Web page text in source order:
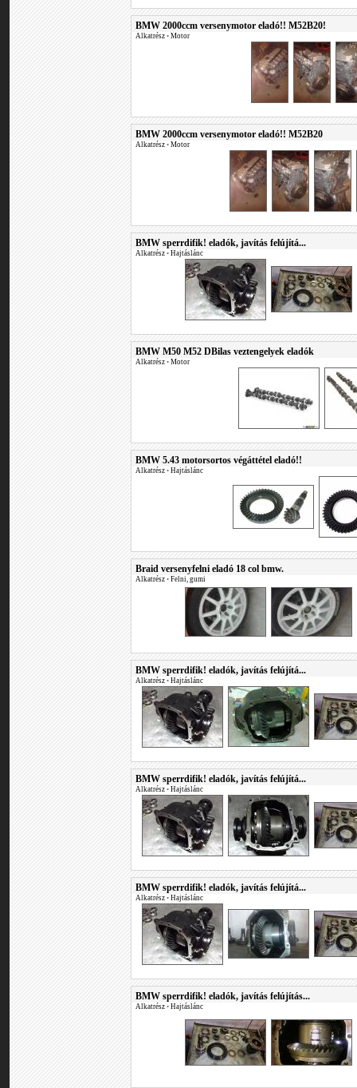
BMW 2000ccm versenymotor eladó!! M52B20!
Alkatrész • Motor
BMW 2000ccm versenymotor eladó!! M52B20
Alkatrész • Motor
BMW sperrdifik! eladók, javítás felújítá...
Alkatrész • Hajtáslánc
BMW M50 M52 DBilas veztengelyek eladók
Alkatrész • Motor
BMW 5.43 motorsortos végáttétel eladó!!
Alkatrész • Hajtáslánc
Braid versenyfelni eladó 18 col bmw.
Alkatrész • Felni, gumi
BMW sperrdifik! eladók, javítás felújítá...
Alkatrész • Hajtáslánc
BMW sperrdifik! eladók, javítás felújítá...
Alkatrész • Hajtáslánc
BMW sperrdifik! eladók, javítás felújítá...
Alkatrész • Hajtáslánc
BMW sperrdifik! eladók, javítás felújítás...
Alkatrész • Hajtáslánc